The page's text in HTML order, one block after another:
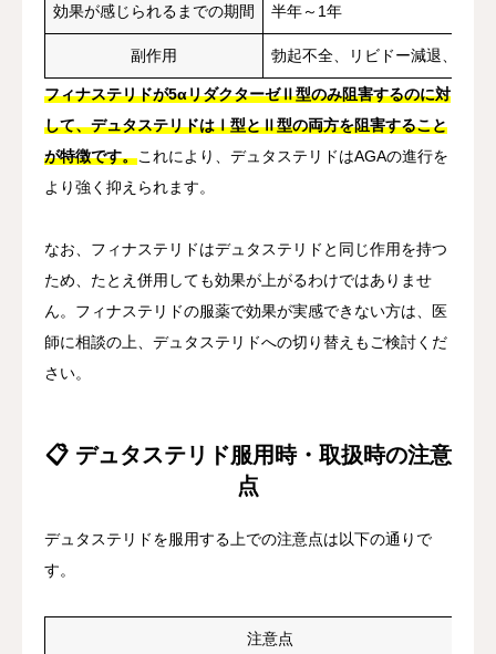
効果が感じられるまでの期間 半年～1年
副作用 勃起不全、リビドー減退、精
フィナステリドが5αリダクターゼⅡ型のみ阻害するのに対
して、デュタステリドはⅠ型とⅡ型の両方を阻害すること
が特徴です。これにより、デュタステリドはAGAの進行を
より強く抑えられます。
なお、フィナステリドはデュタステリドと同じ作用を持つ
ため、たとえ併用しても効果が上がるわけではありませ
ん。フィナステリドの服薬で効果が実感できない方は、医
師に相談の上、デュタステリドへの切り替えもご検討くだ
さい。
📋 デュタステリド服用時・取扱時の注意
点
デュタステリドを服用する上での注意点は以下の通りで
す。
注意点